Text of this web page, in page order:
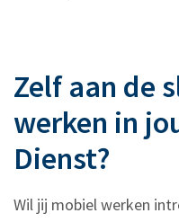
Zelf aan de
werken in
Dienst?
Wil jij mobiel werken